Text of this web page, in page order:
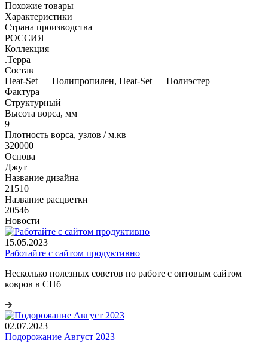
Похожие товары
Характеристики
Страна производства
РОССИЯ
Коллекция
.Терра
Состав
Heat-Set — Полипропилен, Heat-Set — Полиэстер
Фактура
Структурный
Высота ворса, мм
9
Плотность ворса, узлов / м.кв
320000
Основа
Джут
Название дизайна
21510
Название расцветки
20546
Новости
15.05.2023
Работайте с сайтом продуктивно
Несколько полезных советов по работе с оптовым сайтом
ковров в СПб
02.07.2023
Подорожание Август 2023